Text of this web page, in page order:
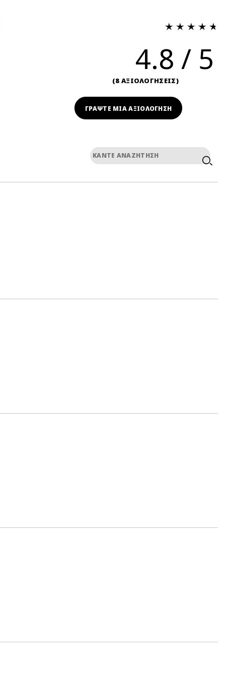
4.8
8 ΑΞΙΟΛΟΓΗΣΕΙΣ
ΓΡΆΨΤΕ ΜΙΑ ΑΞΙΟΛΟΓΗΣΗ